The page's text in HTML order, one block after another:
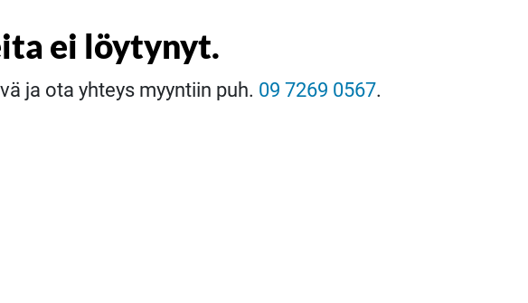
ei löytynyt.
ja ota yhteys myyntiin puh. 09 7269 0567.